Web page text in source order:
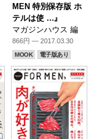
MEN 特別保存版 ホ
テルは使 …』
マガジンハウス 編
866円 — 2017.03.30
MOOK 電子版あり